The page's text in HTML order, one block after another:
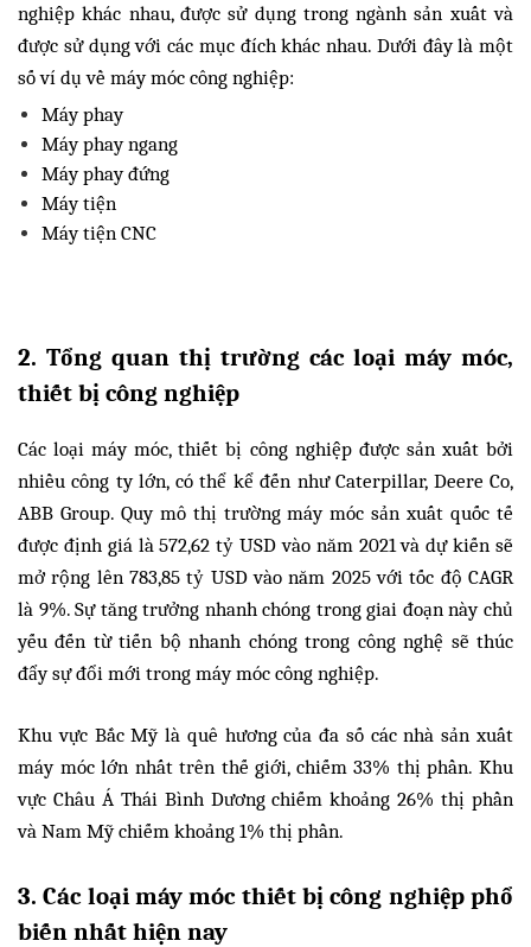
nghiệp khác nhau, được sử dụng trong ngành sản xuất và
được sử dụng với các mục đích khác nhau. Dưới đây là một
số ví dụ về máy móc công nghiệp:
Máy phay
Máy phay ngang
Máy phay đứng
Máy tiện
Máy tiện CNC
2. Tổng quan thị trường các loại máy móc,
thiết bị công nghiệp
Các loại máy móc, thiết bị công nghiệp được sản xuất bởi
nhiều công ty lớn, có thể kể đến như Caterpillar, Deere Co,
ABB Group. Quy mô thị trường máy móc sản xuất quốc tế
được định giá là 572,62 tỷ USD vào năm 2021 và dự kiến sẽ
mở rộng lên 783,85 tỷ USD vào năm 2025 với tốc độ CAGR
là 9%. Sự tăng trưởng nhanh chóng trong giai đoạn này chủ
yếu đến từ tiến bộ nhanh chóng trong công nghệ sẽ thúc
đẩy sự đổi mới trong máy móc công nghiệp.
Khu vực Bắc Mỹ là quê hương của đa số các nhà sản xuất
máy móc lớn nhất trên thế giới, chiếm 33% thị phần. Khu
vực Châu Á Thái Bình Dương chiếm khoảng 26% thị phần
và Nam Mỹ chiếm khoảng 1% thị phần.
3. Các loại máy móc thiết bị công nghiệp phổ
biến nhất hiện nay